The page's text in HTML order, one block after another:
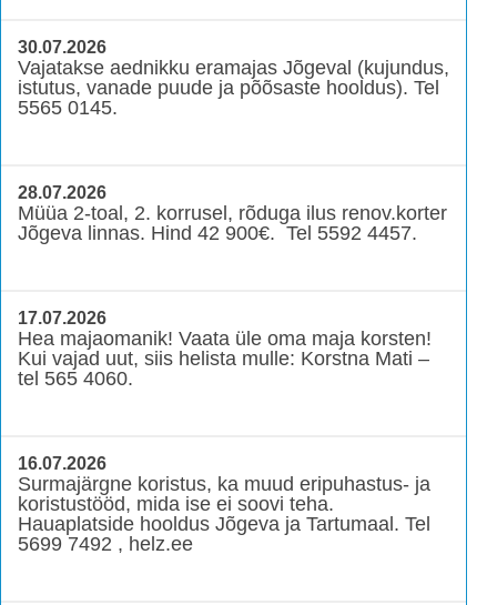
30.07.2026
Vajatakse aednikku eramajas Jõgeval (kujundus,
istutus, vanade puude ja põõsaste hooldus). Tel
5565 0145.
28.07.2026
Müüa 2-toal, 2. korrusel, rõduga ilus renov.korter
Jõgeva linnas. Hind 42 900€. Tel 5592 4457.
17.07.2026
Hea majaomanik! Vaata üle oma maja korsten!
Kui vajad uut, siis helista mulle: Korstna Mati –
tel 565 4060.
16.07.2026
Surmajärgne koristus, ka muud eripuhastus- ja
koristustööd, mida ise ei soovi teha.
Hauaplatside hooldus Jõgeva ja Tartumaal. Tel
5699 7492 , helz.ee